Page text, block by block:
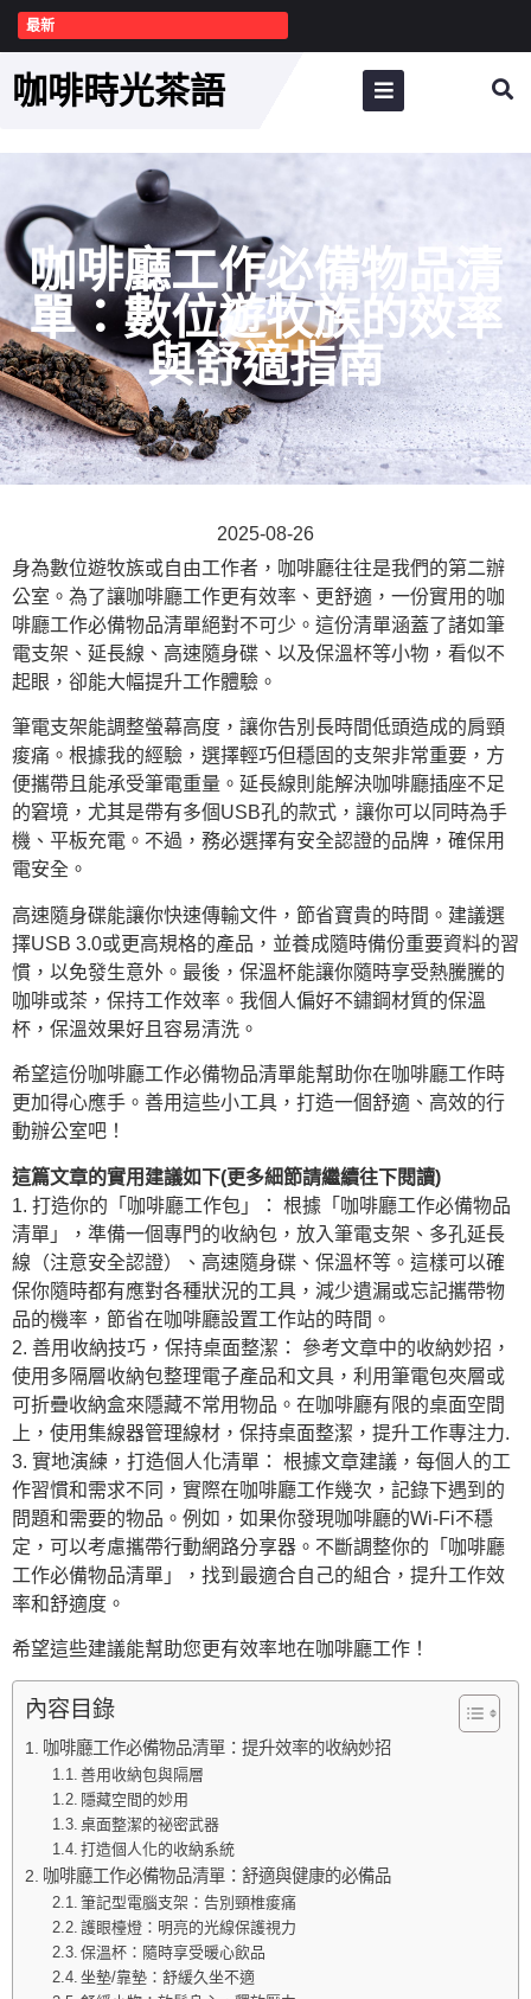
最新
咖啡時光茶語
咖啡廳工作必備物品清
單：數位遊牧族的效率
與舒適指南
2025-08-26
身為數位遊牧族或自由工作者，咖啡廳往往是我們的第二辦
公室。為了讓咖啡廳工作更有效率、更舒適，一份實用的咖
啡廳工作必備物品清單絕對不可少。這份清單涵蓋了諸如筆
電支架、延長線、高速隨身碟、以及保溫杯等小物，看似不
起眼，卻能大幅提升工作體驗。
筆電支架能調整螢幕高度，讓你告別長時間低頭造成的肩頸
痠痛。根據我的經驗，選擇輕巧但穩固的支架非常重要，方
便攜帶且能承受筆電重量。延長線則能解決咖啡廳插座不足
的窘境，尤其是帶有多個USB孔的款式，讓你可以同時為手
機、平板充電。不過，務必選擇有安全認證的品牌，確保用
電安全。
高速隨身碟能讓你快速傳輸文件，節省寶貴的時間。建議選
擇USB 3.0或更高規格的產品，並養成隨時備份重要資料的習
慣，以免發生意外。最後，保溫杯能讓你隨時享受熱騰騰的
咖啡或茶，保持工作效率。我個人偏好不鏽鋼材質的保溫
杯，保溫效果好且容易清洗。
希望這份咖啡廳工作必備物品清單能幫助你在咖啡廳工作時
更加得心應手。善用這些小工具，打造一個舒適、高效的行
動辦公室吧！
這篇文章的實用建議如下(更多細節請繼續往下閱讀)
1. 打造你的「咖啡廳工作包」： 根據「咖啡廳工作必備物品
清單」，準備一個專門的收納包，放入筆電支架、多孔延長
線（注意安全認證）、高速隨身碟、保溫杯等。這樣可以確
保你隨時都有應對各種狀況的工具，減少遺漏或忘記攜帶物
品的機率，節省在咖啡廳設置工作站的時間。
2. 善用收納技巧，保持桌面整潔： 參考文章中的收納妙招，
使用多隔層收納包整理電子產品和文具，利用筆電包夾層或
可折疊收納盒來隱藏不常用物品。在咖啡廳有限的桌面空間
上，使用集線器管理線材，保持桌面整潔，提升工作專注力.
3. 實地演練，打造個人化清單： 根據文章建議，每個人的工
作習慣和需求不同，實際在咖啡廳工作幾次，記錄下遇到的
問題和需要的物品。例如，如果你發現咖啡廳的Wi-Fi不穩
定，可以考慮攜帶行動網路分享器。不斷調整你的「咖啡廳
工作必備物品清單」，找到最適合自己的組合，提升工作效
率和舒適度。
希望這些建議能幫助您更有效率地在咖啡廳工作！
內容目錄
咖啡廳工作必備物品清單：提升效率的收納妙招
善用收納包與隔層
隱藏空間的妙用
桌面整潔的祕密武器
打造個人化的收納系統
咖啡廳工作必備物品清單：舒適與健康的必備品
筆記型電腦支架：告別頸椎痠痛
護眼檯燈：明亮的光線保護視力
保溫杯：隨時享受暖心飲品
坐墊/靠墊：舒緩久坐不適